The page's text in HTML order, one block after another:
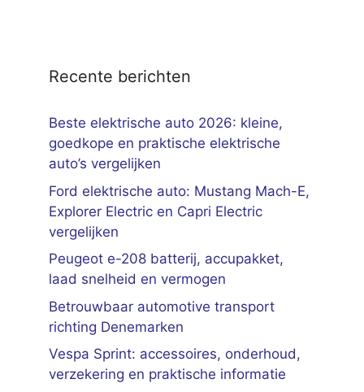
Recente berichten
Beste elektrische auto 2026: kleine,
goedkope en praktische elektrische
auto’s vergelijken
Ford elektrische auto: Mustang Mach-E,
Explorer Electric en Capri Electric
vergelijken
Peugeot e-208 batterij, accupakket,
laad snelheid en vermogen
Betrouwbaar automotive transport
richting Denemarken
Vespa Sprint: accessoires, onderhoud,
verzekering en praktische informatie